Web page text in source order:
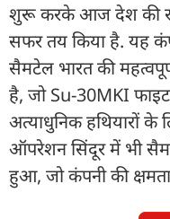
शुरू करके आज देश की
सफर तय किया है. यह
सैमटेल भारत की
है, जो Su-30MKI
अत्याधुनिक हथियारों के
ऑपरेशन सिंदूर में भी
हुआ, जो कंपनी की क्षमता